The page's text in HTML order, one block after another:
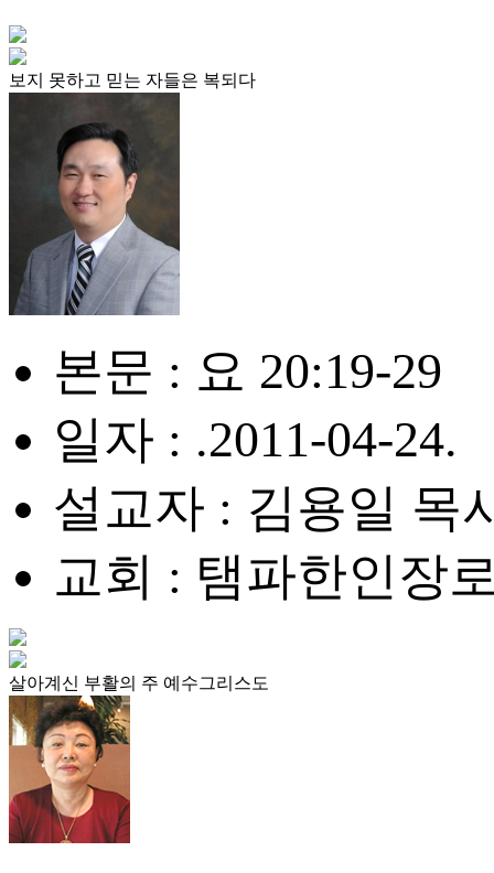
보지 못하고 믿는 자들은 복되다
본문 : 요 20:19-29
일자 : .2011-04-24.
설교자 : 김용일 목
교회 : 탬파한인장
살아계신 부활의 주 예수그리스도